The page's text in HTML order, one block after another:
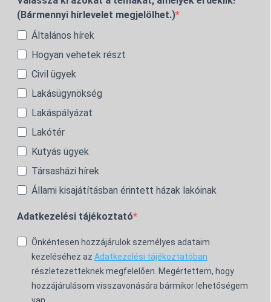
(Bármennyi hírlevelet megjelölhet.)
Általános hírek
Hogyan vehetek részt
Civil ügyek
Lakásügynökség
Lakáspályázat
Lakótér
Kutyás ügyek
Társasházi hírek
Állami kisajátításban érintett házak lakóinak
Adatkezelési tájékoztató
Önkéntesen hozzájárulok személyes adataim
kezeléséhez az Adatkezelési tájékoztatóban
részletezetteknek megfelelően. Megértettem, hogy
hozzájárulásom visszavonására bármikor lehetőségem